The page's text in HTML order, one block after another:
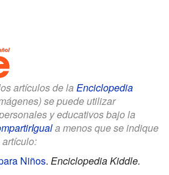
artículos de la Enciclopedia
se puede utilizar
y educativos bajo la
a menos que se indique
Niños. Enciclopedia Kiddle.